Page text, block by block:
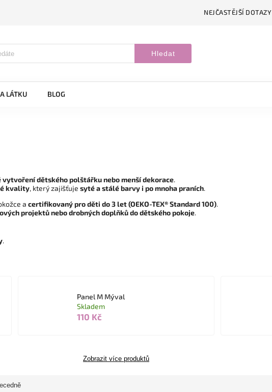
NEJČASTĚJŠÍ DOTAZY
Hledat
LÁTKU BLOG
vytvoření dětského polštářku nebo menší dekorace.
kvality, který zajišťuje syté a stálé barvy i po mnoha praních.
a certifikovaný pro děti do 3 let (OEKO-TEX® Standard 100).
projektů nebo drobných doplňků do dětského pokoje.
.
Panel M Mýval
Skladem
110 Kč
Zobrazit více produktů